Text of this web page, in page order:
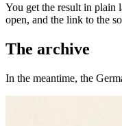
You get the result in plain
open, and the link to the
The archive
In the meantime, the